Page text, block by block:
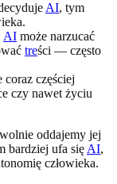
AI, tym
AI może narzucać
treści — często
coraz częściej
czy nawet życiu
oddajemy jej
bardziej ufa się AI,
człowieka.